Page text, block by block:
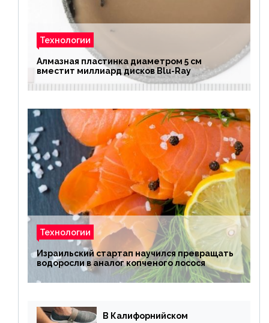
Технологии
Алмазная пластинка диаметром 5 см
вместит миллиард дисков Blu-Ray
Технологии
Израильский стартап научился превращать
водоросли в аналог копченого лосося
В Калифорнийском